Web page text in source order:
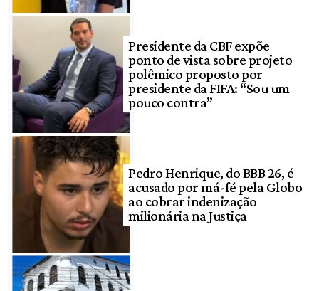
Presidente da CBF expõe
ponto de vista sobre projeto
polêmico proposto por
presidente da FIFA: “Sou um
pouco contra”
Pedro Henrique, do BBB 26, é
acusado por má-fé pela Globo
ao cobrar indenização
milionária na Justiça